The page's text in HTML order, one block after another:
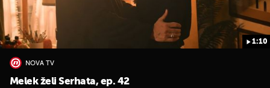
1:10
NOVA TV
Melek želi Serhata, ep. 42